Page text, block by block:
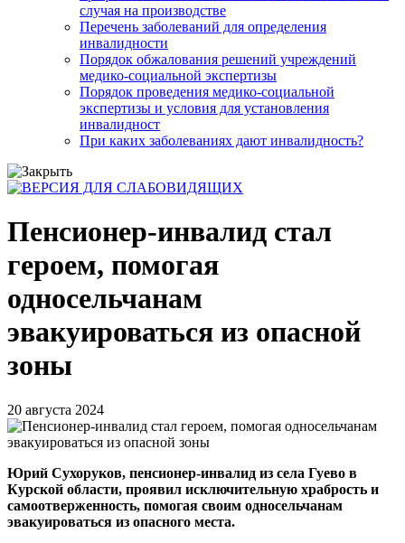
случая на производстве
Перечень заболеваний для определения
инвалидности
Порядок обжалования решений учреждений
медико-социальной экспертизы
Порядок проведения медико-социальной
экспертизы и условия для установления
инвалидност
При каких заболеваниях дают инвалидность?
Пенсионер-инвалид стал
героем, помогая
односельчанам
эвакуироваться из опасной
зоны
20 августа 2024
Юрий Сухоруков, пенсионер-инвалид из села Гуево в
Курской области, проявил исключительную храбрость и
самоотверженность, помогая своим односельчанам
эвакуироваться из опасного места.